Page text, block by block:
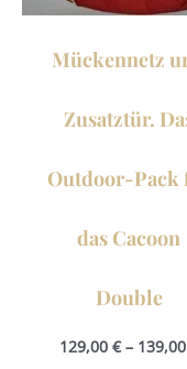
Mückennetz
Zusatztür.
Outdoor-Pack
das Cacoon
Double
129,00 €– 139,00